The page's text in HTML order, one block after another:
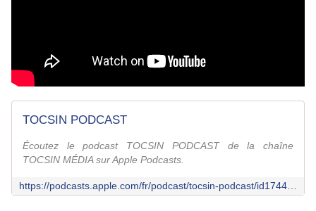
TOCSIN PODCAST
Écoutez le podcast TOCSIN PODCAST de la chaîne
TOCSIN MÉDIA sur Apple Podcasts.